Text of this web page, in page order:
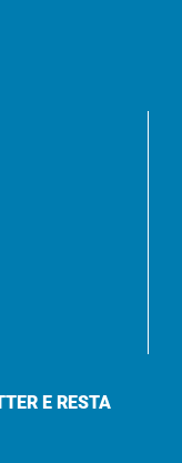
E RESTA